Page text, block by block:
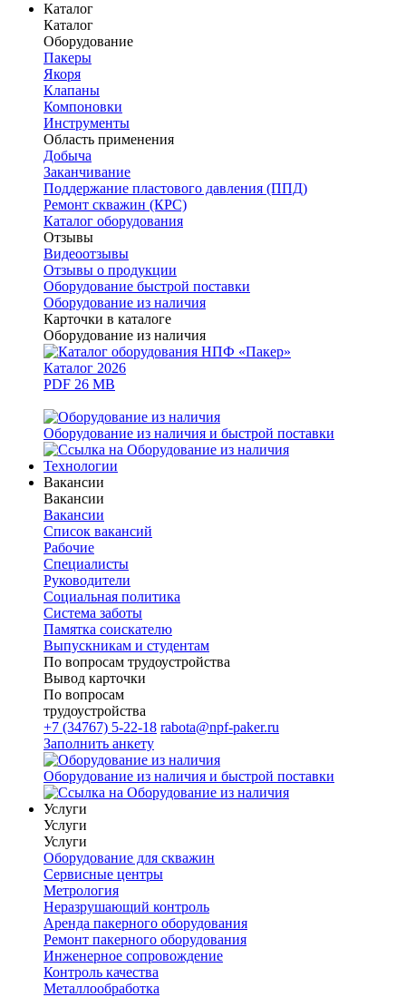
Каталог
Каталог
Оборудование
Пакеры
Якоря
Клапаны
Компоновки
Инструменты
Область применения
Добыча
Заканчивание
Поддержание пластового давления (ППД)
Ремонт скважин (КРС)
Каталог оборудования
Отзывы
Видеоотзывы
Отзывы о продукции
Оборудование быстрой поставки
Оборудование из наличия
Карточки в каталоге
Оборудование из наличия
Каталог 2026
PDF 26 MB
Оборудование из наличия и быстрой поставки
Технологии
Вакансии
Вакансии
Вакансии
Список вакансий
Рабочие
Специалисты
Руководители
Cоциальная политика
Система заботы
Памятка соискателю
Выпускникам и студентам
По вопросам трудоустройства
Вывод карточки
По вопросам
трудоустройства
+7 (34767) 5-22-18 rabota@npf-paker.ru
Заполнить анкету
Оборудование из наличия и быстрой поставки
Услуги
Услуги
Услуги
Оборудование для скважин
Сервисные центры
Метрология
Неразрушающий контроль
Аренда пакерного оборудования
Ремонт пакерного оборудования
Инженерное сопровождение
Контроль качества
Металлообработка